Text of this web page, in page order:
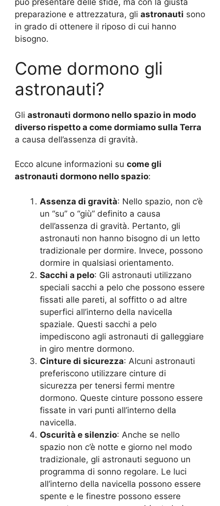
può presentare delle sfide, ma con la giusta
preparazione e attrezzatura, gli astronauti sono
in grado di ottenere il riposo di cui hanno
bisogno.
Come dormono gli
astronauti?
Gli astronauti dormono nello spazio in modo
diverso rispetto a come dormiamo sulla Terra
a causa dell’assenza di gravità.
Ecco alcune informazioni su come gli
astronauti dormono nello spazio:
Assenza di gravità: Nello spazio, non c’è
un “su” o “giù” definito a causa
dell’assenza di gravità. Pertanto, gli
astronauti non hanno bisogno di un letto
tradizionale per dormire. Invece, possono
dormire in qualsiasi orientamento.
Sacchi a pelo: Gli astronauti utilizzano
speciali sacchi a pelo che possono essere
fissati alle pareti, al soffitto o ad altre
superfici all’interno della navicella
spaziale. Questi sacchi a pelo
impediscono agli astronauti di galleggiare
in giro mentre dormono.
Cinture di sicurezza: Alcuni astronauti
preferiscono utilizzare cinture di
sicurezza per tenersi fermi mentre
dormono. Queste cinture possono essere
fissate in vari punti all’interno della
navicella.
Oscurità e silenzio: Anche se nello
spazio non c’è notte e giorno nel modo
tradizionale, gli astronauti seguono un
programma di sonno regolare. Le luci
all’interno della navicella possono essere
spente e le finestre possono essere